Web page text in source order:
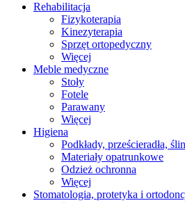
Rehabilitacja
Fizykoterapia
Kinezyterapia
Sprzęt ortopedyczny
Więcej
Meble medyczne
Stoły
Fotele
Parawany
Więcej
Higiena
Podkłady, prześcieradła,
Materiały opatrunkowe
Odzież ochronna
Więcej
Stomatologia, protetyka i